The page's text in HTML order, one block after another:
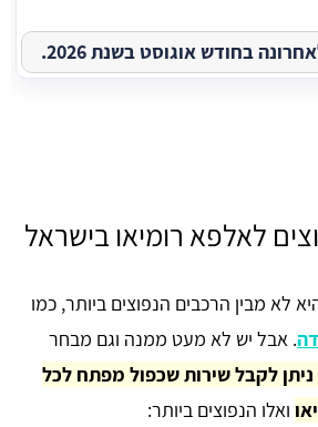
בחודש אוגוסט בשנת 2026.
לאלפא רומיאו בישראל
לא מבין הרכבים הנפוצים ביותר, כמו
. אבל יש לא מעט ממנה וגם מבחר
ניתן לקבל שירות שכפול מפתח לכל
ואלו הנפוצים ביותר: